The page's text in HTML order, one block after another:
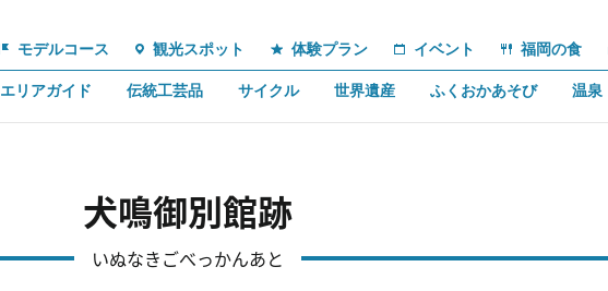
モデルコース 観光スポット 体験プラン イベント 福岡の食
エリアガイド 伝統工芸品 サイクル 世界遺産 ふくおかあそび 温泉
犬鳴御別館跡
いぬなきごべっかんあと